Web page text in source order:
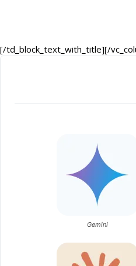
[/td_block_text_with_title][/
Gemini